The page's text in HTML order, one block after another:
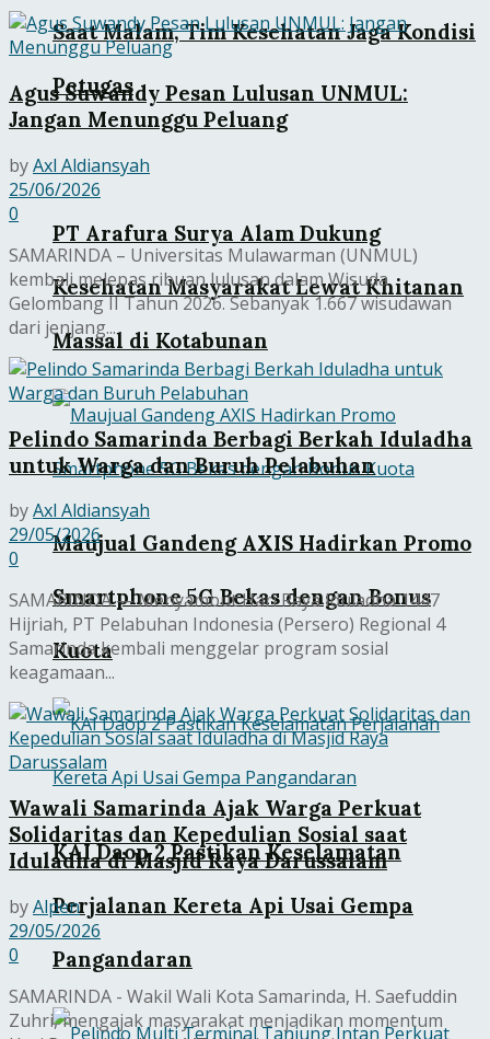
Saat Malam, Tim Kesehatan Jaga Kondisi
Petugas
PT Arafura Surya Alam Dukung
Kesehatan Masyarakat Lewat Khitanan
Massal di Kotabunan
Maujual Gandeng AXIS Hadirkan Promo
Smartphone 5G Bekas dengan Bonus
Kuota
KAI Daop 2 Pastikan Keselamatan
Perjalanan Kereta Api Usai Gempa
Pangandaran
Agus Suwandy Pesan Lulusan UNMUL:
Jangan Menunggu Peluang
byAxl Aldiansyah
25/06/2026
0
SAMARINDA – Universitas Mulawarman (UNMUL)
kembali melepas ribuan lulusan dalam Wisuda
Gelombang II Tahun 2026. Sebanyak 1.667 wisudawan
dari jenjang...
Pelindo Samarinda Berbagi Berkah Iduladha
untuk Warga dan Buruh Pelabuhan
byAxl Aldiansyah
29/05/2026
0
SAMARINDA — Menyambut Hari Raya Iduladha 1447
Hijriah, PT Pelabuhan Indonesia (Persero) Regional 4
Samarinda kembali menggelar program sosial
keagamaan...
Wawali Samarinda Ajak Warga Perkuat
Solidaritas dan Kepedulian Sosial saat
Iduladha di Masjid Raya Darussalam
byAlpen
29/05/2026
0
SAMARINDA - Wakil Wali Kota Samarinda, H. Saefuddin
Zuhri, mengajak masyarakat menjadikan momentum